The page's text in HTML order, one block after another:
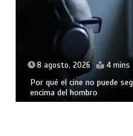
8 agosto, 2026 4 mins
Por qué el cine no puede
encima del hombro